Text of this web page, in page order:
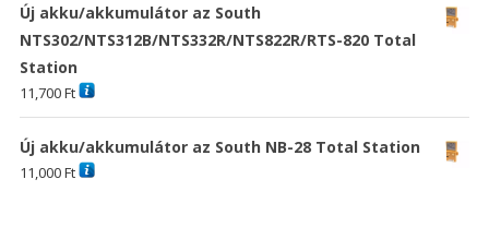
Új akku/akkumulátor az South
NTS302/NTS312B/NTS332R/NTS822R/RTS-820 Total
Station
11,700Ft
Új akku/akkumulátor az South NB-28 Total Station
11,000Ft